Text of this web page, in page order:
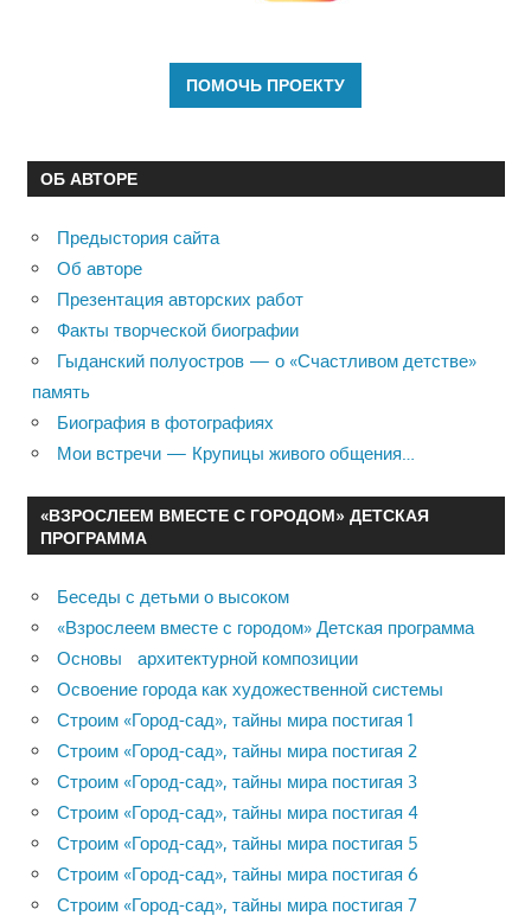
ОБ АВТОРЕ
Предыстория сайта
Об авторе
Презентация авторских работ
Факты творческой биографии
Гыданский полуостров — о «Счастливом детстве»
память
Биография в фотографиях
Мои встречи — Крупицы живого общения…
«ВЗРОСЛЕЕМ ВМЕСТЕ С ГОРОДОМ» ДЕТСКАЯ
ПРОГРАММА
Беседы с детьми о высоком
«Взрослеем вместе с городом» Детская программа
Основы архитектурной композиции
Освоение города как художественной системы
Строим «Город-сад», тайны мира постигая 1
Строим «Город-сад», тайны мира постигая 2
Строим «Город-сад», тайны мира постигая 3
Строим «Город-сад», тайны мира постигая 4
Строим «Город-сад», тайны мира постигая 5
Строим «Город-сад», тайны мира постигая 6
Строим «Город-сад», тайны мира постигая 7